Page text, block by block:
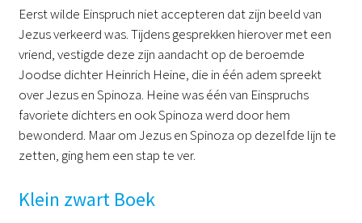
Eerst wilde Einspruch niet accepteren dat zijn beeld van
Jezus verkeerd was. Tijdens gesprekken hierover met een
vriend, vestigde deze zijn aandacht op de beroemde
Joodse dichter Heinrich Heine, die in één adem spreekt
over Jezus en Spinoza. Heine was één van Einspruchs
favoriete dichters en ook Spinoza werd door hem
bewonderd. Maar om Jezus en Spinoza op dezelfde lijn te
zetten, ging hem een stap te ver.
Klein zwart Boek